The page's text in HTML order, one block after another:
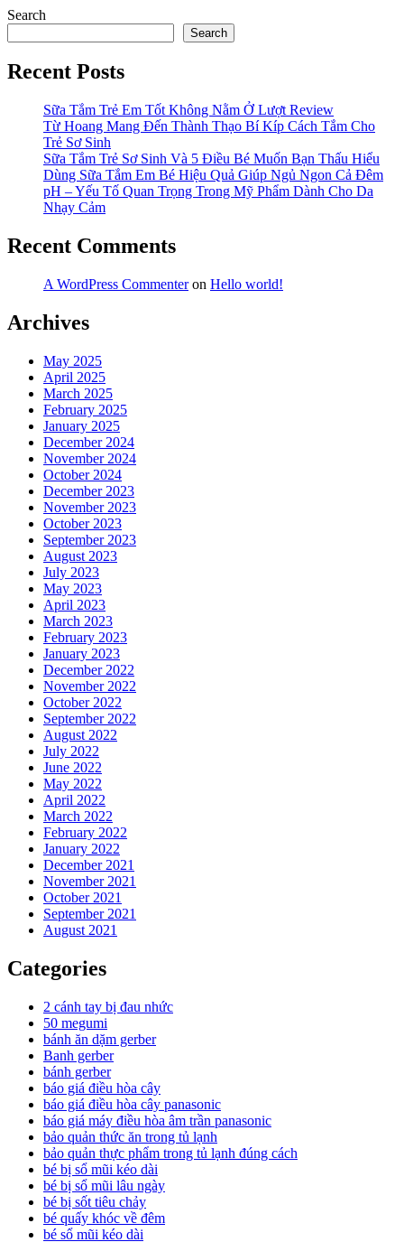
Search
Search
Recent Posts
Sữa Tắm Trẻ Em Tốt Không Nằm Ở Lượt Review
Từ Hoang Mang Đến Thành Thạo Bí Kíp Cách Tắm Cho
Trẻ Sơ Sinh
Sữa Tắm Trẻ Sơ Sinh Và 5 Điều Bé Muốn Bạn Thấu Hiểu
Dùng Sữa Tắm Em Bé Hiệu Quả Giúp Ngủ Ngon Cả Đêm
pH – Yếu Tố Quan Trọng Trong Mỹ Phẩm Dành Cho Da
Nhạy Cảm
Recent Comments
A WordPress Commenteron Hello world!
Archives
May 2025
April 2025
March 2025
February 2025
January 2025
December 2024
November 2024
October 2024
December 2023
November 2023
October 2023
September 2023
August 2023
July 2023
May 2023
April 2023
March 2023
February 2023
January 2023
December 2022
November 2022
October 2022
September 2022
August 2022
July 2022
June 2022
May 2022
April 2022
March 2022
February 2022
January 2022
December 2021
November 2021
October 2021
September 2021
August 2021
Categories
2 cánh tay bị đau nhức
50 megumi
bánh ăn dặm gerber
Banh gerber
bánh gerber
báo giá điều hòa cây
báo giá điều hòa cây panasonic
báo giá máy điều hòa âm trần panasonic
bảo quản thức ăn trong tủ lạnh
bảo quản thực phẩm trong tủ lạnh đúng cách
bé bị sổ mũi kéo dài
bé bị sổ mũi lâu ngày
bé bị sốt tiêu chảy
bé quấy khóc về đêm
bé sổ mũi kéo dài